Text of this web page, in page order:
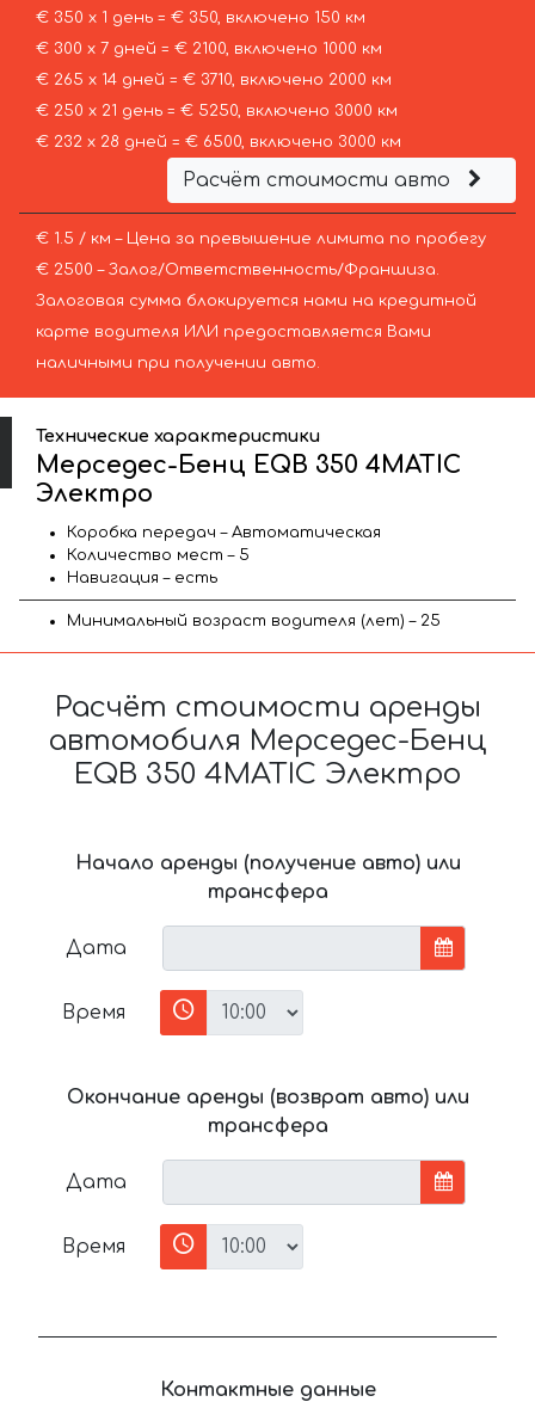
€ 350 х 1 день = € 350, включено 150 км
€ 300 х 7 дней = € 2100, включено 1000 км
€ 265 х 14 дней = € 3710, включено 2000 км
€ 250 х 21 день = € 5250, включено 3000 км
€ 232 х 28 дней = € 6500, включено 3000 км
Расчёт стоимости авто
€ 1.5 / км – Цена за превышение лимита по пробегу
€ 2500 – Залог/Ответственность/Франшиза.
Залоговая сумма блокируется нами на кредитной
карте водителя ИЛИ предоставляется Вами
наличными при получении авто.
Технические характеристики
Мерседес-Бенц EQB 350 4MATIC
Электро
Коробка передач – Автоматическая
Количество мест – 5
Навигация – есть
Минимальный возраст водителя (лет) – 25
Расчёт стоимости аренды
автомобиля Мерседес-Бенц
EQB 350 4MATIC Электро
Начало аренды (получение авто) или
трансфера
Дата
Время
Окончание аренды (возврат авто) или
трансфера
Дата
Время
Контактные данные